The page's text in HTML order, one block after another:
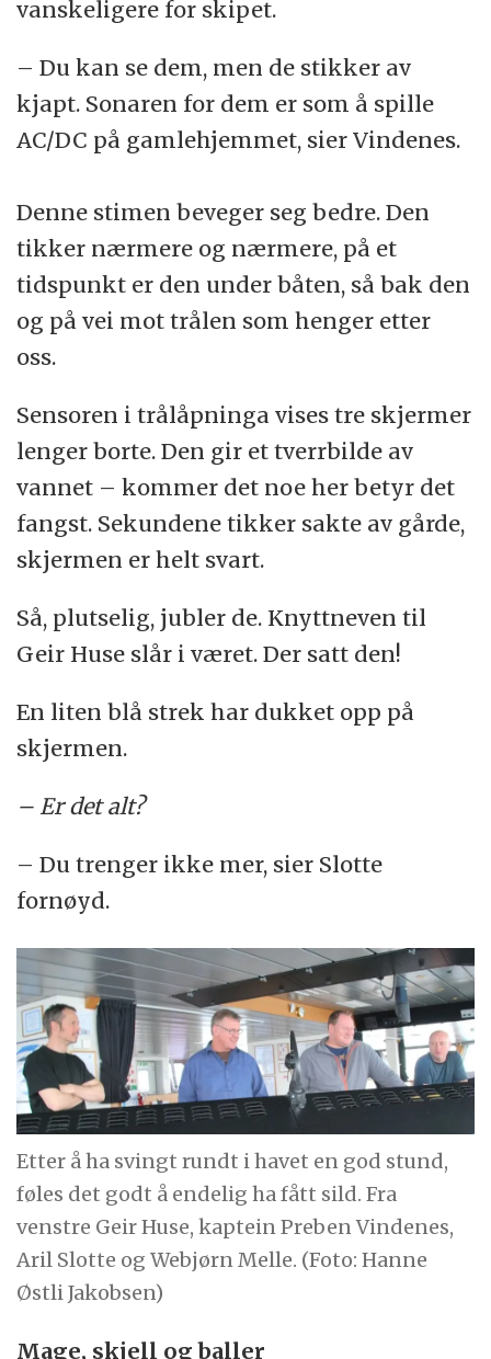
vanskeligere for skipet.
– Du kan se dem, men de stikker av
kjapt. Sonaren for dem er som å spille
AC/DC på gamlehjemmet, sier Vindenes.
Denne stimen beveger seg bedre. Den
tikker nærmere og nærmere, på et
tidspunkt er den under båten, så bak den
og på vei mot trålen som henger etter
oss.
Sensoren i trålåpninga vises tre skjermer
lenger borte. Den gir et tverrbilde av
vannet – kommer det noe her betyr det
fangst. Sekundene tikker sakte av gårde,
skjermen er helt svart.
Så, plutselig, jubler de. Knyttneven til
Geir Huse slår i været. Der satt den!
En liten blå strek har dukket opp på
skjermen.
– Er det alt?
– Du trenger ikke mer, sier Slotte
fornøyd.
Etter å ha svingt rundt i havet en god stund,
føles det godt å endelig ha fått sild. Fra
venstre Geir Huse, kaptein Preben Vindenes,
Aril Slotte og Webjørn Melle. (Foto: Hanne
Østli Jakobsen)
Mage, skjell og baller